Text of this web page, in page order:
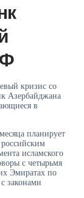
кризис со
Азербайджана
в
планирует
российским
исламского
с четырьмя
Эмиратах по
законами